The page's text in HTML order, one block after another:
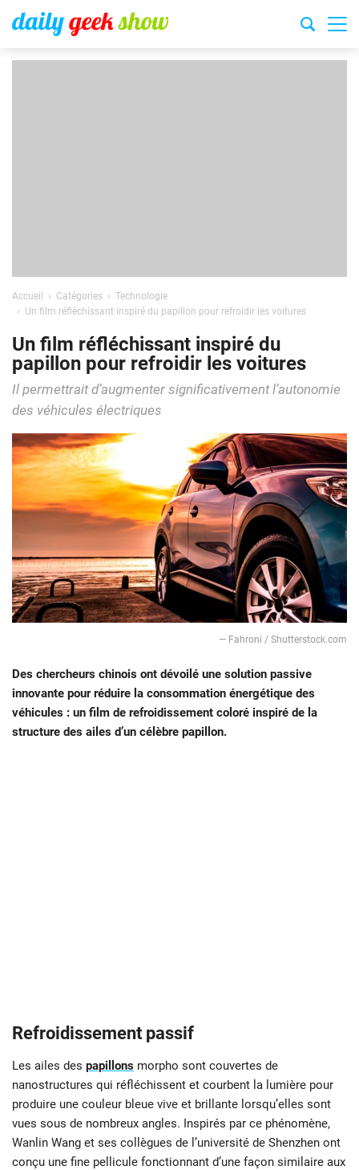
Accueil Catégories
Technologie
Un film réfléchissant inspiré du papillon pour refroidir les voitures
Un film réfléchissant inspiré du
papillon pour refroidir les voitures
Il permettrait d’augmenter significativement l’autonomie
des véhicules électriques
— Fahroni / Shutterstock.com
Des chercheurs chinois ont dévoilé une solution passive
innovante pour réduire la consommation énergétique des
véhicules : un film de refroidissement coloré inspiré de la
structure des ailes d’un célèbre papillon.
Refroidissement passif
Les ailes des papillons morpho sont couvertes de
nanostructures qui réfléchissent et courbent la lumière pour
produire une couleur bleue vive et brillante lorsqu’elles sont
vues sous de nombreux angles. Inspirés par ce phénomène,
Wanlin Wang et ses collègues de l’université de Shenzhen ont
conçu une fine pellicule fonctionnant d’une façon similaire aux